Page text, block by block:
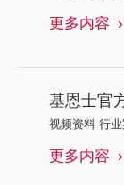
更多内容
基恩士官
视频资料 行
更多内容